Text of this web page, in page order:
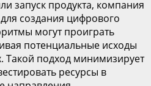
запуск продукта, компания
создания цифрового
могут проиграть
потенциальные исходы
Такой подход минимизирует
ресурсы в